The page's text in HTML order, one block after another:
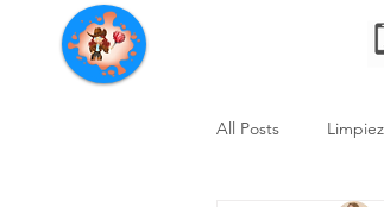
Servicios de limpieza de
All Posts